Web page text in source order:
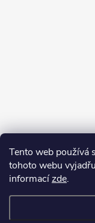
Tento web používá
tohoto webu
informacízde.
Spolupracujeme